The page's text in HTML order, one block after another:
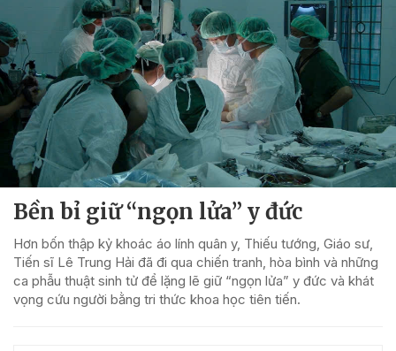
Bền bỉ giữ “ngọn lửa” y đức
Hơn bốn thập kỷ khoác áo lính quân y, Thiếu tướng, Giáo sư,
Tiến sĩ Lê Trung Hải đã đi qua chiến tranh, hòa bình và những
ca phẫu thuật sinh tử để lặng lẽ giữ “ngọn lửa” y đức và khát
vọng cứu người bằng tri thức khoa học tiên tiến.